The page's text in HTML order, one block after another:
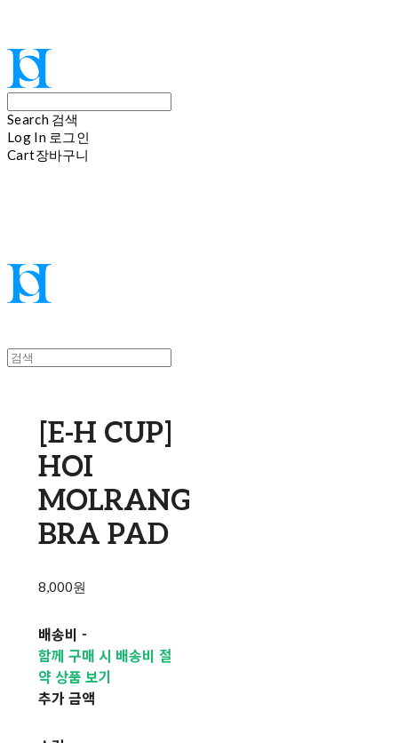
Search 검색
Log In 로그인
Cart장바구니
[E-H CUP]
HOI
MOLRANG
BRA PAD
8,000원
배송비 -
함께 구매 시 배송비 절
약 상품 보기
추가 금액